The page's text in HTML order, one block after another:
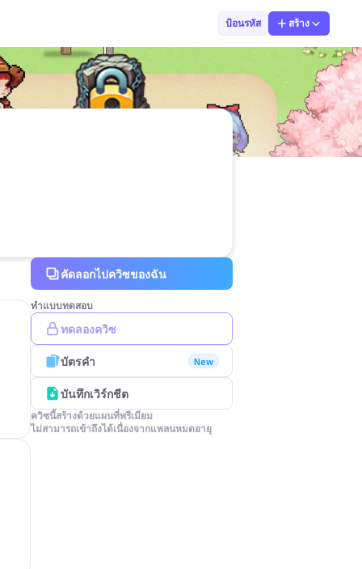
ป้อนรหัส สร้าง
คัดลอกไปควิซของฉัน
ทำแบบทดสอบ
ทดลองควิซ
บัตรคำ New
บันทึกเวิร์กชีต
ควิซนี้สร้างด้วยแผนที่พรีเมียม
ไม่สามารถเข้าถึงได้เนื่องจากแพลนหมดอายุ